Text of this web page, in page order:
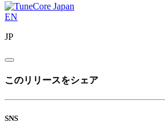
EN
JP
このリリースをシェア
SNS